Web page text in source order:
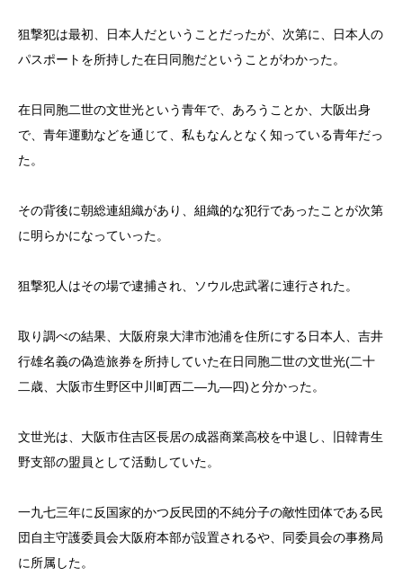
狙撃犯は最初、日本人だということだったが、次第に、日本人の
パスポートを所持した在日同胞だということがわかった。
在日同胞二世の文世光という青年で、あろうことか、大阪出身
で、青年運動などを通じて、私もなんとなく知っている青年だっ
た。
その背後に朝総連組織があり、組織的な犯行であったことが次第
に明らかになっていった。
狙撃犯人はその場で逮捕され、ソウル忠武署に連行された。
取り調べの結果、大阪府泉大津市池浦を住所にする日本人、吉井
行雄名義の偽造旅券を所持していた在日同胞二世の文世光(二十
二歳、大阪市生野区中川町西二―九―四)と分かった。
文世光は、大阪市住吉区長居の成器商業高校を中退し、旧韓青生
野支部の盟員として活動していた。
一九七三年に反国家的かつ反民団的不純分子の敵性団体である民
団自主守護委員会大阪府本部が設置されるや、同委員会の事務局
に所属した。